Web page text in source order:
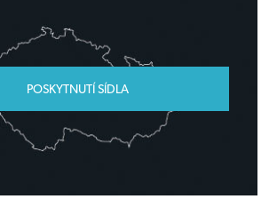
POSKYTNUTÍ SÍDLA